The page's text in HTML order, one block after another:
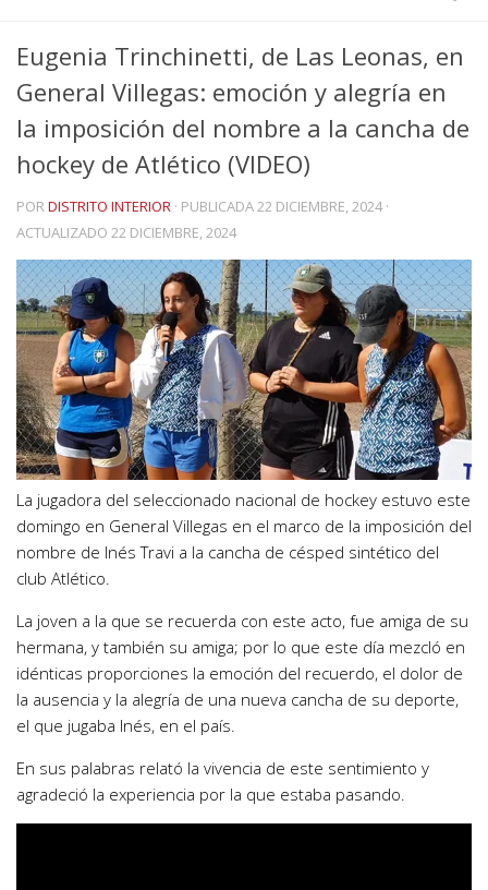
Eugenia Trinchinetti, de Las Leonas, en
General Villegas: emoción y alegría en
la imposición del nombre a la cancha de
hockey de Atlético (VIDEO)
PORDISTRITO INTERIOR · PUBLICADA22 DICIEMBRE, 2024·
ACTUALIZADO 22 DICIEMBRE, 2024
La jugadora del seleccionado nacional de hockey estuvo este
domingo en General Villegas en el marco de la imposición del
nombre de Inés Travi a la cancha de césped sintético del
club Atlético.
La joven a la que se recuerda con este acto, fue amiga de su
hermana, y también su amiga; por lo que este día mezcló en
idénticas proporciones la emoción del recuerdo, el dolor de
la ausencia y la alegría de una nueva cancha de su deporte,
el que jugaba Inés, en el país.
En sus palabras relató la vivencia de este sentimiento y
agradeció la experiencia por la que estaba pasando.